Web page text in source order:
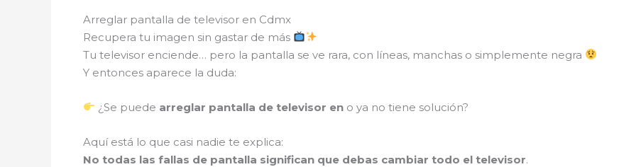
Arreglar pantalla de televisor en Cdmx
Recupera tu imagen sin gastar de más
Tu televisor enciende… pero la pantalla se ve rara, con líneas, manchas o simplemente negra
Y entonces aparece la duda:
¿Se puede arreglar pantalla de televisor en o ya no tiene solución?
Aquí está lo que casi nadie te explica:
No todas las fallas de pantalla significan que debas cambiar todo el televisor.